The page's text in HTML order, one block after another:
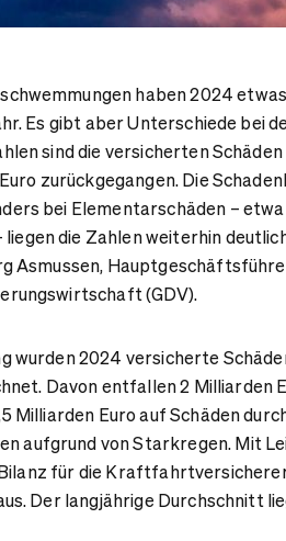
haben 2024
Es gibt aber Unterschiede bei
sind die versicherten
zurückgegangen. Die
bei Elementarschäden –
die Zahlen weiterhin
Asmussen,
(GDV).
wurden 2024 versicherte
Davon entfallen 2 Milliarden
Milliarden Euro auf Schäden
aufgrund von Starkregen. Mit
für die
Der langjährige Durchschnitt